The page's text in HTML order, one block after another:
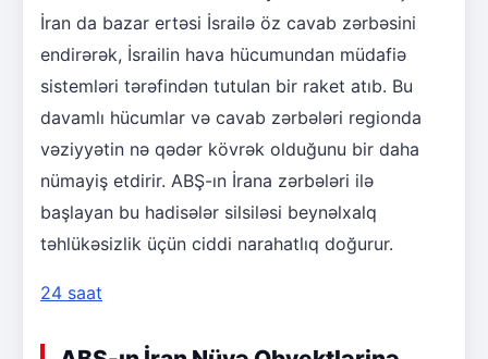
İran da bazar ertəsi İsrailə öz cavab zərbəsini
endirərək, İsrailin hava hücumundan müdafiə
sistemləri tərəfindən tutulan bir raket atıb. Bu
davamlı hücumlar və cavab zərbələri regionda
vəziyyətin nə qədər kövrək olduğunu bir daha
nümayiş etdirir. ABŞ-ın İrana zərbələri ilə
başlayan bu hadisələr silsiləsi beynəlxalq
təhlükəsizlik üçün ciddi narahatlıq doğurur.
24 saat